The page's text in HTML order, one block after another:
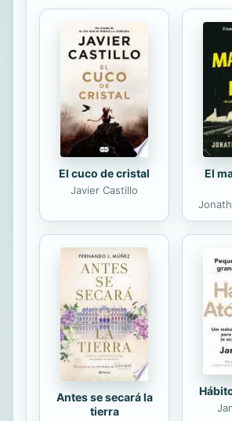
en 2011 y alentó la
una Guía de
sexista. Establecer
actuación que
es uno de sus
divulgación de las
y en español. Un
El cuco de cristal
Javier Castillo
El
Antes se secará la
tierra